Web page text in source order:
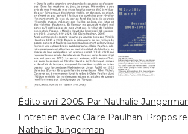
Édito avril 2005. Par Nathalie
Entretien avec Claire Paulhan. Propos
Nathalie Jungerman